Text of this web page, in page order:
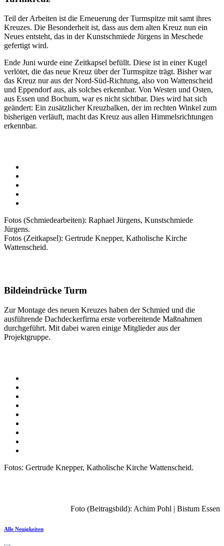
Teil der Arbeiten ist die Erneuerung der Turmspitze mit samt ihres
Kreuzes. Die Besonderheit ist, dass aus dem alten Kreuz nun ein
Neues entsteht, das in der Kunstschmiede Jürgens in Meschede
gefertigt wird.
Ende Juni wurde eine Zeitkapsel befüllt. Diese ist in einer Kugel
verlötet, die das neue Kreuz über der Turmspitze trägt. Bisher war
das Kreuz nur aus der Nord-Süd-Richtung, also von Wattenscheid
und Eppendorf aus, als solches erkennbar. Von Westen und Osten,
aus Essen und Bochum, war es nicht sichtbar. Dies wird hat sich
geändert: Ein zusätzlicher Kreuzbalken, der im rechten Winkel zum
bisherigen verläuft, macht das Kreuz aus allen Himmelsrichtungen
erkennbar.
Fotos (Schmiedearbeiten): Raphael Jürgens, Kunstschmiede
Jürgens.
Fotos (Zeitkapsel): Gertrude Knepper, Katholische Kirche
Wattenscheid.
Bildeindrücke Turm
Zur Montage des neuen Kreuzes haben der Schmied und die
ausführende Dachdeckerfirma erste vorbereitende Maßnahmen
durchgeführt. Mit dabei waren einige Mitglieder aus der
Projektgruppe.
Fotos: Gertrude Knepper, Katholische Kirche Wattenscheid.
Foto (Beitragsbild): Achim Pohl | Bistum Essen
Alle Neuigkeiten